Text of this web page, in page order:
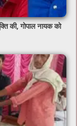
की, गोपाल नायक को